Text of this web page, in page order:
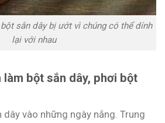
sắn dây bị ướt vì chúng có thể dính
lại với nhau
bột sắn dây, phơi bột
dây vào những ngày nắng. Trung